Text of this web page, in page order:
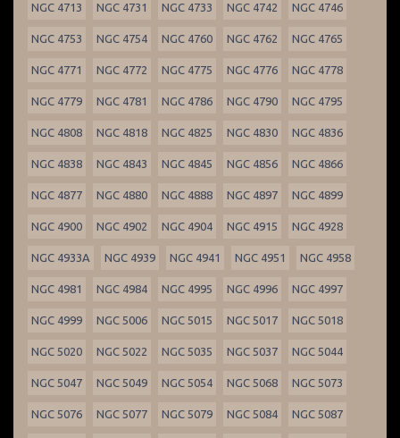
NGC 4713 NGC 4731 NGC 4733 NGC 4742 NGC 4746
NGC 4753 NGC 4754 NGC 4760 NGC 4762 NGC 4765
NGC 4771 NGC 4772 NGC 4775 NGC 4776 NGC 4778
NGC 4779 NGC 4781 NGC 4786 NGC 4790 NGC 4795
NGC 4808 NGC 4818 NGC 4825 NGC 4830 NGC 4836
NGC 4838 NGC 4843 NGC 4845 NGC 4856 NGC 4866
NGC 4877 NGC 4880 NGC 4888 NGC 4897 NGC 4899
NGC 4900 NGC 4902 NGC 4904 NGC 4915 NGC 4928
NGC 4933A NGC 4939 NGC 4941 NGC 4951 NGC 4958
NGC 4981 NGC 4984 NGC 4995 NGC 4996 NGC 4997
NGC 4999 NGC 5006 NGC 5015 NGC 5017 NGC 5018
NGC 5020 NGC 5022 NGC 5035 NGC 5037 NGC 5044
NGC 5047 NGC 5049 NGC 5054 NGC 5068 NGC 5073
NGC 5076 NGC 5077 NGC 5079 NGC 5084 NGC 5087